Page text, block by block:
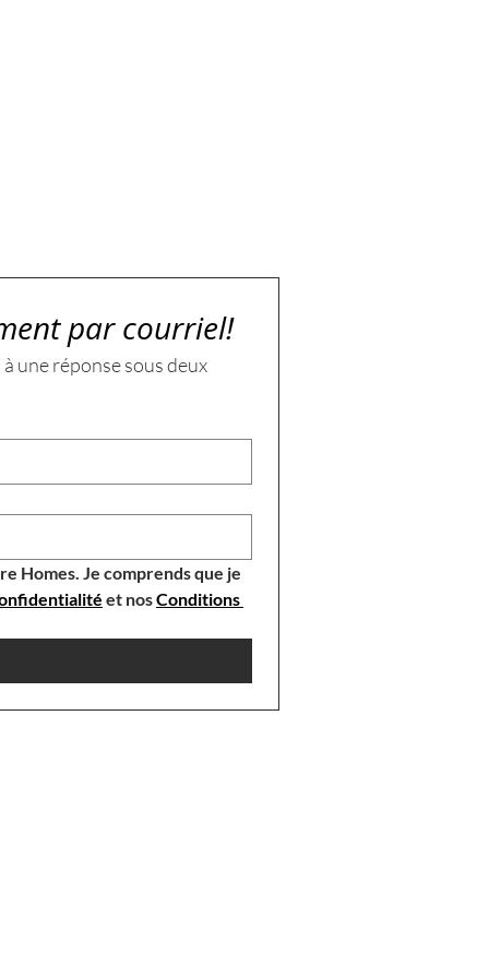
par courriel!
une réponse sous deux
Homes. Je comprends que je
et nos Conditions